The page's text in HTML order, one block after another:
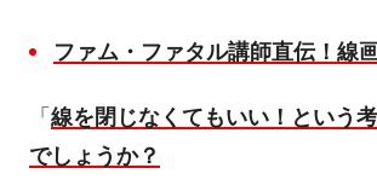
ファム・ファタル講師直伝！線
「 線を閉じなくてもいい！という
でしょうか？